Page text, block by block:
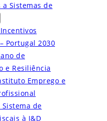
Sistemas de
Portugal 2030
de
e Resiliência
Emprego e
Sistema de
à I&D